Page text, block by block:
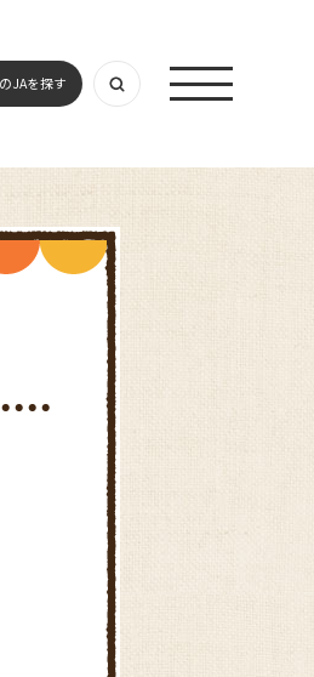
JAを探す